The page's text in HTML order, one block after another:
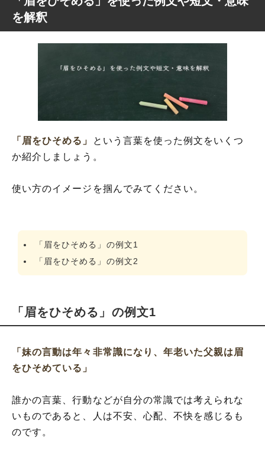
を解釈
「眉をひそめる」
という言葉を使った例文をいくつ
か紹介しましょう。
使い方のイメージを掴んでみてください。
「眉をひそめる」の例文1
「眉をひそめる」の例文2
「眉をひそめる」の例文1
「妹の言動は年々非常識になり、年老いた父親は眉
をひそめている」
誰かの言葉、行動などが自分の常識では考えられな
いものであると、人は不安、心配、不快を感じるも
のです。